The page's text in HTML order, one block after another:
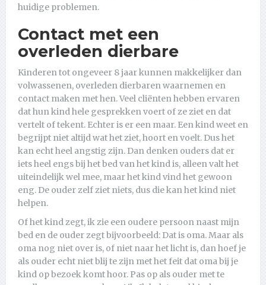
huidige problemen.
Contact met een
overleden dierbare
Kinderen tot ongeveer 8 jaar kunnen makkelijker dan
volwassenen, overleden dierbaren waarnemen en
contact maken met hen. Veel cliënten hebben ervaren
dat hun kind hele gesprekken voert of ze ziet en dat
vertelt of tekent. Echter is er een maar. Een kind weet en
begrijpt niet altijd wat het ziet, hoort en voelt. Dus het
kan echt heel angstig zijn. Dan denken ouders dat er
iets heel engs bij het bed van het kind is, alleen valt het
uiteindelijk wel mee, maar het kind vind het gewoon
eng. De ouder zelf ziet niets, dus die kan het kind niet
helpen.
Of het kind zegt, ik zie een oudere persoon naast mijn
bed en de ouder zegt bijvoorbeeld: Dat is oma. Maar als
oma nog niet over is, of niet naar het licht is, dan hoef je
als ouder echt niet blij te zijn met het feit dat oma bij je
kind op bezoek komt hoor. Pas op als ouder met te